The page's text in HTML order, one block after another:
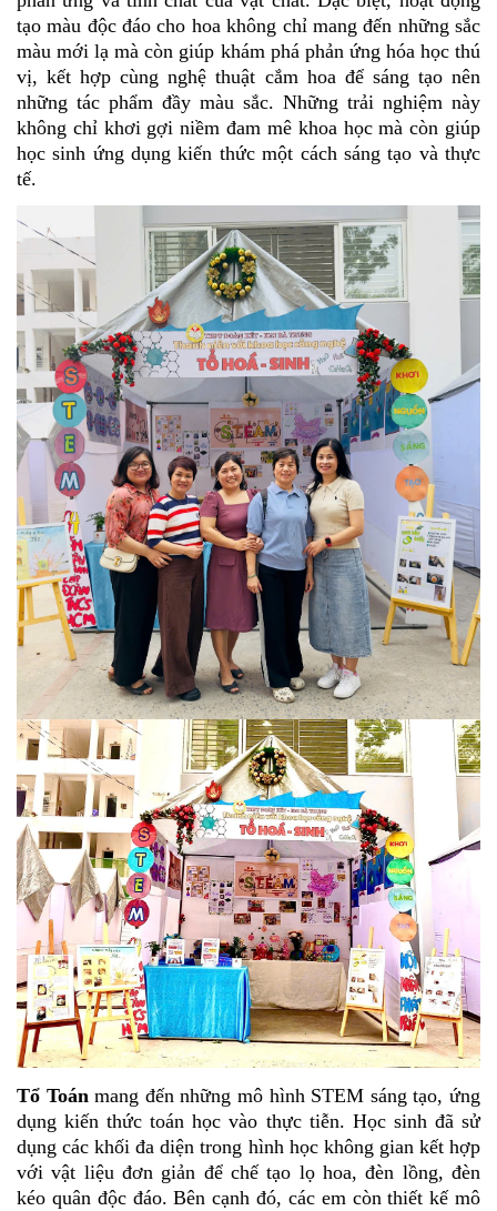
tạo màu độc đáo cho hoa không chỉ mang đến những sắc
màu mới lạ mà còn giúp khám phá phản ứng hóa học thú
vị, kết hợp cùng nghệ thuật cắm hoa để sáng tạo nên
những tác phẩm đầy màu sắc. Những trải nghiệm này
không chỉ khơi gợi niềm đam mê khoa học mà còn giúp
học sinh ứng dụng kiến thức một cách sáng tạo và thực
tế.
Tổ Toánmang đến những mô hình STEM sáng tạo, ứng
dụng kiến thức toán học vào thực tiễn. Học sinh đã sử
dụng các khối đa diện trong hình học không gian kết hợp
với vật liệu đơn giản để chế tạo lọ hoa, đèn lồng, đèn
kéo quân độc đáo. Bên cạnh đó, các em còn thiết kế mô